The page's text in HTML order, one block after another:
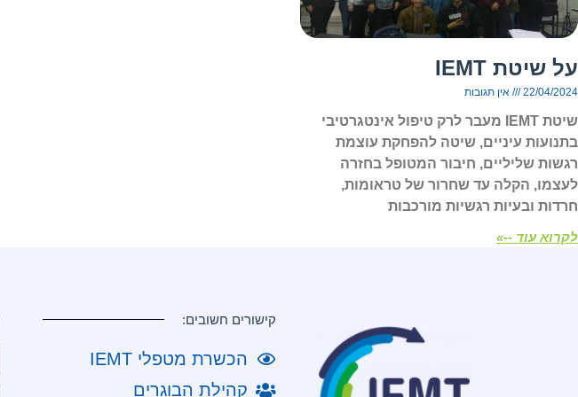
על שיטת IEMT
22/04/2024 אין תגובות
שיטת IEMT מעבר לרק טיפול אינטגרטיבי
בתנועות עיניים, שיטה להפחקת עוצמת
רגשות שליליים, חיבור המטופל בחזרה
לעצמו, הקלה עד שחרור של טראומות,
חרדות ובעיות רגשיות מורכבות
לקרוא עוד --»
קישורים חשובים:
הכשרת מטפלי IEMT
קהילת הבוגרים